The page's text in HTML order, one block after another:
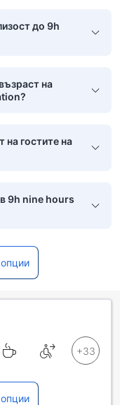
до 9h
на
на гостите на
9h nine hours